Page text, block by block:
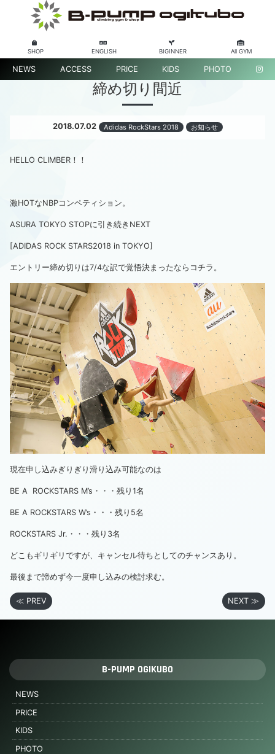
SHOP ENGLISH BIGINNER All GYM
NEWS ACCESS PRICE KIDS PHOTO
締め切り間近
2018.07.02 Adidas RockStars 2018 お知らせ
HELLO CLIMBER！！
激HOTなNBPコンペティション。
ASURA TOKYO STOPに引き続きNEXT
[ADIDAS ROCK STARS2018 in TOKYO]
エントリー締め切りは7/4な訳で覚悟決まったなら コチラ 。
現在申し込みぎりぎり滑り込み可能なのは
BE A ROCKSTARS M’s・・・残り1名
BE A ROCKSTARS W’s・・・残り5名
ROCKSTARS Jr.・・・残り3名
どこもギリギリですが、キャンセル待ちとしてのチャンスあり。
最後まで諦めず今一度申し込みの検討求む。
≪ PREV NEXT ≫
B-PUMP OGIKUBO
NEWS
PRICE
KIDS
PHOTO